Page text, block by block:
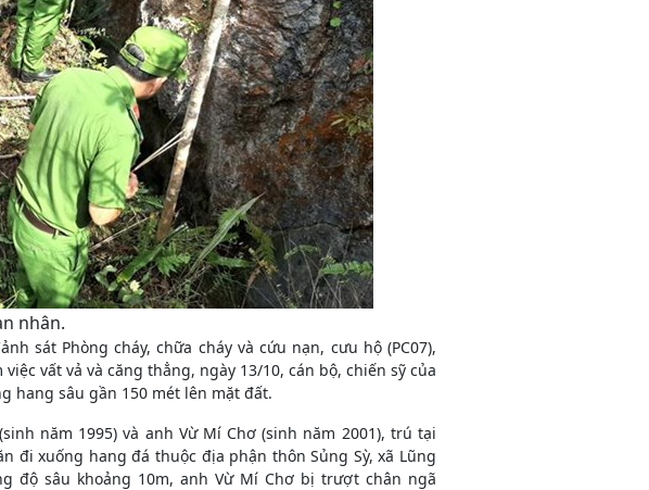
nhân.
sát Phòng cháy, chữa cháy và cứu nạn, cưu hộ (PC07),
vất vả và căng thẳng, ngày 13/10, cán bộ, chiến sỹ của
hang sâu gần 150 mét lên mặt đất.
năm 1995) và anh Vừ Mí Chơ (sinh năm 2001), trú tại
đi xuống hang đá thuộc địa phận thôn Sủng Sỳ, xã Lũng
độ sâu khoảng 10m, anh Vừ Mí Chơ bị trượt chân ngã